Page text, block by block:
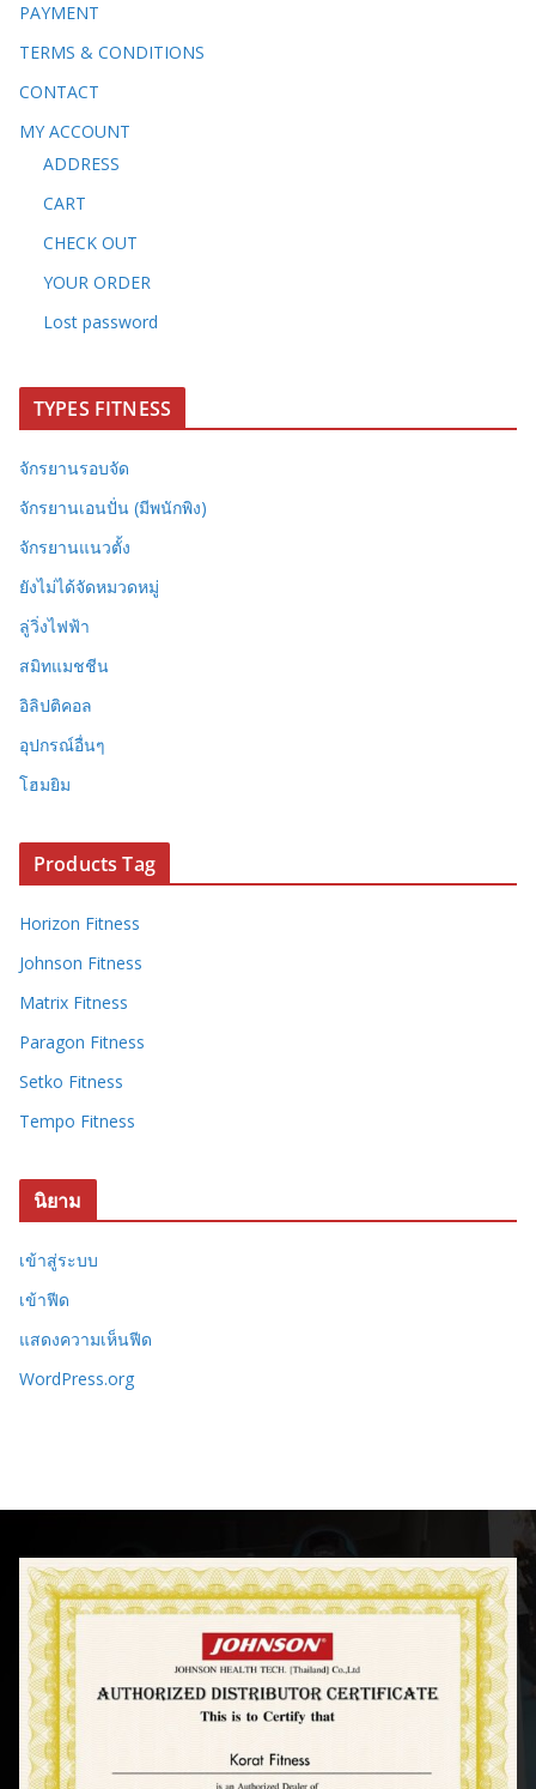
PAYMENT
TERMS & CONDITIONS
CONTACT
MY ACCOUNT
ADDRESS
CART
CHECK OUT
YOUR ORDER
Lost password
TYPES FITNESS
จักรยานรอบจัด
จักรยานเอนปั่น (มีพนักพิง)
จักรยานแนวตั้ง
ยังไม่ได้จัดหมวดหมู่
ลู่วิ่งไฟฟ้า
สมิทแมชชีน
อิลิปติคอล
อุปกรณ์อื่นๆ
โฮมยิม
Products Tag
Horizon Fitness
Johnson Fitness
Matrix Fitness
Paragon Fitness
Setko Fitness
Tempo Fitness
นิยาม
เข้าสู่ระบบ
เข้าฟีด
แสดงความเห็นฟีด
WordPress.org